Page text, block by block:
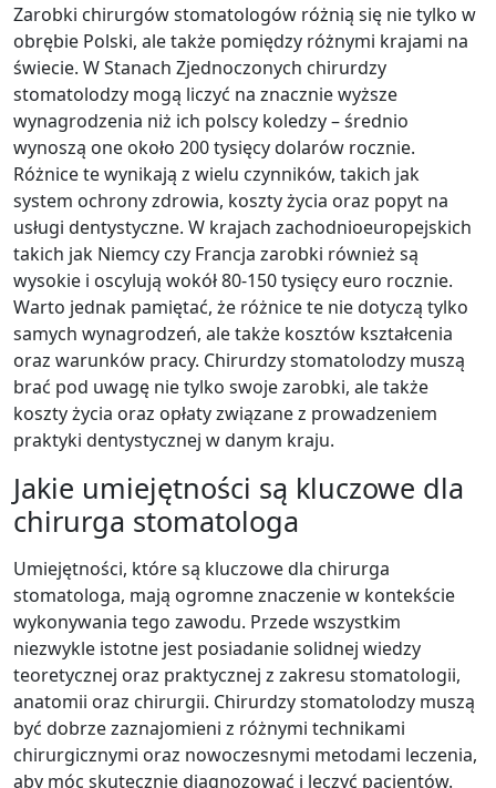
Zarobki chirurgów stomatologów różnią się nie tylko w
obrębie Polski, ale także pomiędzy różnymi krajami na
świecie. W Stanach Zjednoczonych chirurdzy
stomatolodzy mogą liczyć na znacznie wyższe
wynagrodzenia niż ich polscy koledzy – średnio
wynoszą one około 200 tysięcy dolarów rocznie.
Różnice te wynikają z wielu czynników, takich jak
system ochrony zdrowia, koszty życia oraz popyt na
usługi dentystyczne. W krajach zachodnioeuropejskich
takich jak Niemcy czy Francja zarobki również są
wysokie i oscylują wokół 80-150 tysięcy euro rocznie.
Warto jednak pamiętać, że różnice te nie dotyczą tylko
samych wynagrodzeń, ale także kosztów kształcenia
oraz warunków pracy. Chirurdzy stomatolodzy muszą
brać pod uwagę nie tylko swoje zarobki, ale także
koszty życia oraz opłaty związane z prowadzeniem
praktyki dentystycznej w danym kraju.
Jakie umiejętności są kluczowe dla
chirurga stomatologa
Umiejętności, które są kluczowe dla chirurga
stomatologa, mają ogromne znaczenie w kontekście
wykonywania tego zawodu. Przede wszystkim
niezwykle istotne jest posiadanie solidnej wiedzy
teoretycznej oraz praktycznej z zakresu stomatologii,
anatomii oraz chirurgii. Chirurdzy stomatolodzy muszą
być dobrze zaznajomieni z różnymi technikami
chirurgicznymi oraz nowoczesnymi metodami leczenia,
aby móc skutecznie diagnozować i leczyć pacjentów.